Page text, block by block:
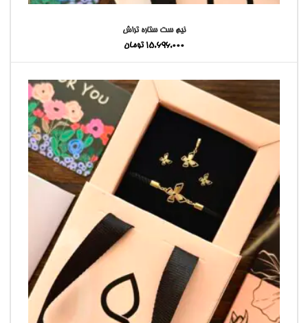
نیم ست ستاره تراش
15,696,000 تومان